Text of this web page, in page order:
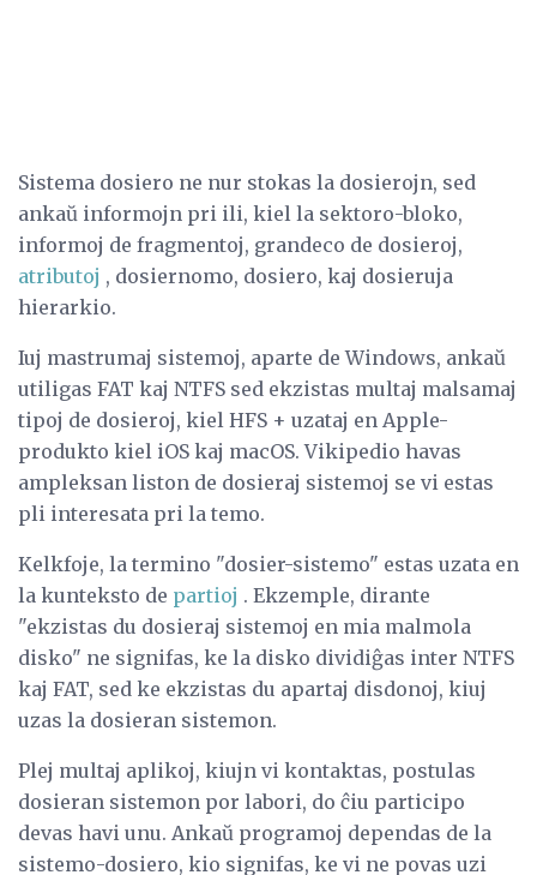
Sistema dosiero ne nur stokas la dosierojn, sed
ankaŭ informojn pri ili, kiel la sektoro-bloko,
informoj de fragmentoj, grandeco de dosieroj,
atributoj , dosiernomo, dosiero, kaj dosieruja
hierarkio.
Iuj mastrumaj sistemoj, aparte de Windows, ankaŭ
utiligas FAT kaj NTFS sed ekzistas multaj malsamaj
tipoj de dosieroj, kiel HFS + uzataj en Apple-
produkto kiel iOS kaj macOS. Vikipedio havas
ampleksan liston de dosieraj sistemoj se vi estas
pli interesata pri la temo.
Kelkfoje, la termino "dosier-sistemo" estas uzata en
la kunteksto de partioj . Ekzemple, dirante
"ekzistas du dosieraj sistemoj en mia malmola
disko" ne signifas, ke la disko dividiĝas inter NTFS
kaj FAT, sed ke ekzistas du apartaj disdonoj, kiuj
uzas la dosieran sistemon.
Plej multaj aplikoj, kiujn vi kontaktas, postulas
dosieran sistemon por labori, do ĉiu participo
devas havi unu. Ankaŭ programoj dependas de la
sistemo-dosiero, kio signifas, ke vi ne povas uzi